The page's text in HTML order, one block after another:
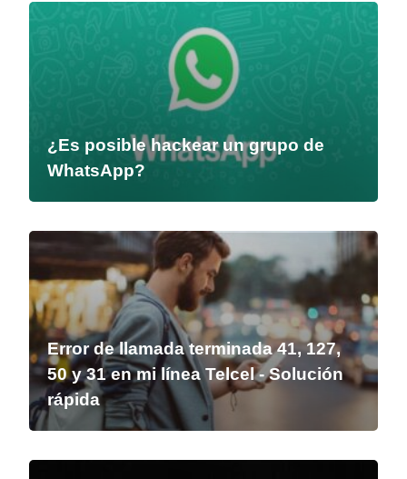
¿Es posible hackear un grupo de
WhatsApp?
Error de llamada terminada 41, 127,
50 y 31 en mi línea Telcel - Solución
rápida